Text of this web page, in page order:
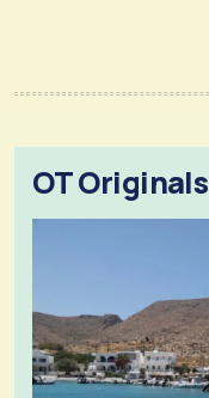
OT Originals